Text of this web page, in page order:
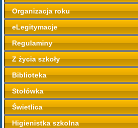
Organizacja roku
eLegitymacje
Regulaminy
Z życia szkoły
Biblioteka
Stołówka
Świetlica
Higienistka szkolna